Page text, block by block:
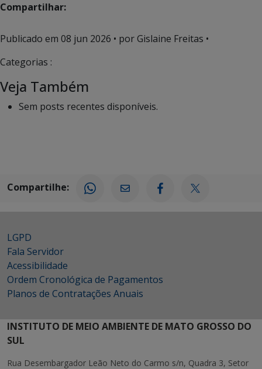
Compartilhar:
Publicado em 08 jun 2026 • por Gislaine Freitas •
Categorias :
Veja Também
Sem posts recentes disponíveis.
Compartilhe:
LGPD
Fala Servidor
Acessibilidade
Ordem Cronológica de Pagamentos
Planos de Contratações Anuais
INSTITUTO DE MEIO AMBIENTE DE MATO GROSSO DO
SUL
Rua Desembargador Leão Neto do Carmo s/n, Quadra 3, Setor